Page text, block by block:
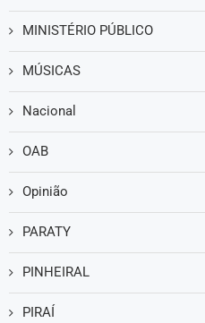
MINISTÉRIO PÚBLICO
MÚSICAS
Nacional
OAB
Opinião
PARATY
PINHEIRAL
PIRAÍ